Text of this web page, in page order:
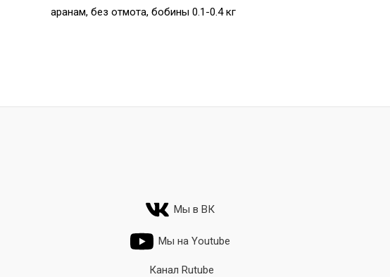
аранам, без отмота, бобины 0.1-0.4 кг
Мы в ВК
Мы на Youtube
Канал Rutube